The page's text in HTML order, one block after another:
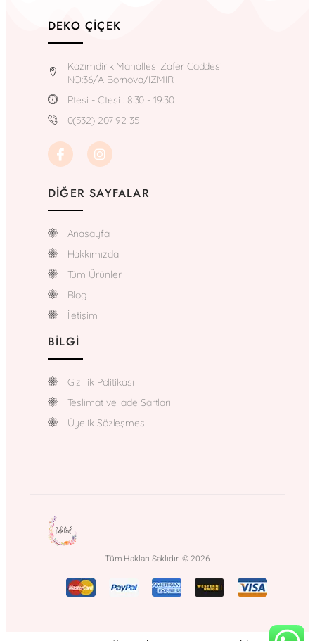
DEKO ÇIÇEK
Kazımdirik Mahallesi Zafer Caddesi
NO:36/A Bornova/İZMİR
P.tesi - C.tesi : 8:30 - 19:30
0(532) 207 92 35
DIĞER SAYFALAR
Anasayfa
Hakkımızda
Tüm Ürünler
Blog
İletişim
BILGI
Gizlilik Politikası
Teslimat ve İade Şartları
Üyelik Sözleşmesi
Tüm Hakları Saklıdır. © 2026